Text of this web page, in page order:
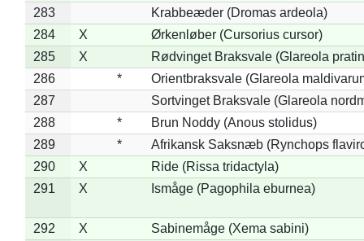
283
Krabbeæder (Dromas ardeola)
284
X
Ørkenløber (Cursorius cursor)
285
X
Rødvinget Braksvale (Glareola
286
*
Orientbraksvale (Glareola
287
Sortvinget Braksvale (Glareola
288
*
Brun Noddy (Anous stolidus)
289
*
Afrikansk Saksnæb (Rynchops
290
X
Ride (Rissa tridactyla)
291
X Ismåge (Pagophila eburnea)
292 X
Sabinemåge (Xema sabini)